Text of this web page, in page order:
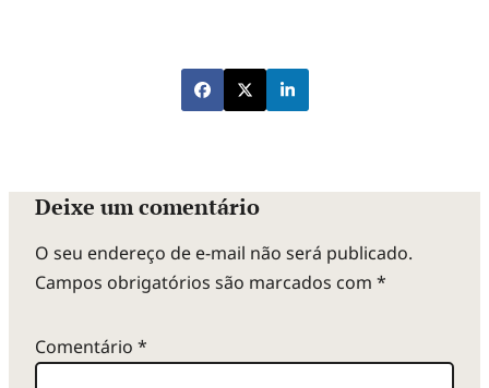
Deixe um comentário
O seu endereço de e-mail não será publicado.
Campos obrigatórios são marcados com *
Comentário *